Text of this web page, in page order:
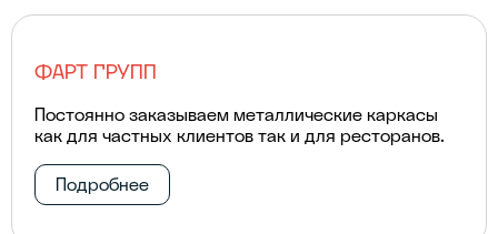
ФАРТ ГРУПП
Постоянно заказываем металлические каркасы
как для частных клиентов так и для ресторанов.
Подробнее